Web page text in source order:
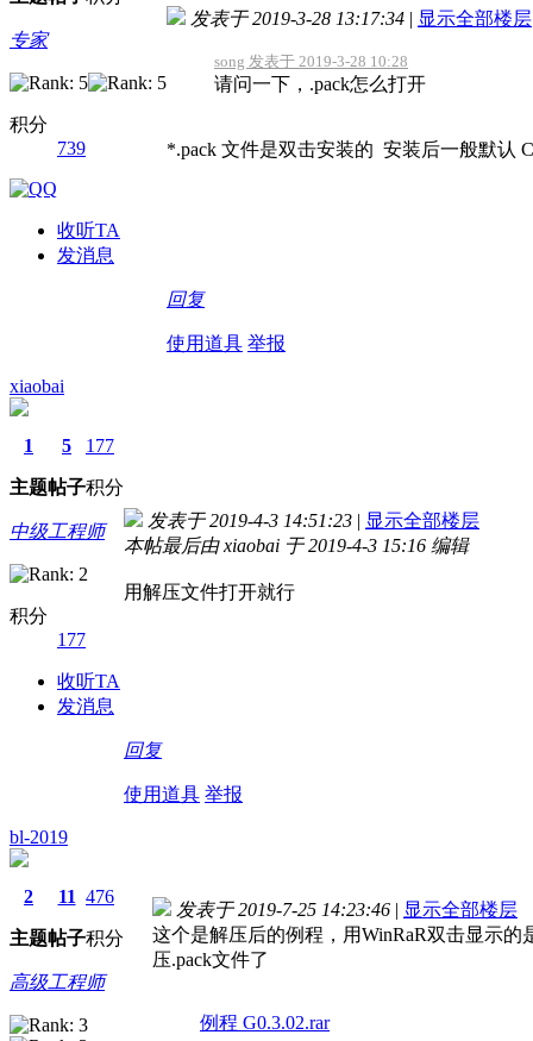
专家
积分
739
收听TA
发消息
发表于 2019-3-28 13:17:34 | 显示全部楼层
song 发表于 2019-3-28 10:28
请问一下，.pack怎么打开
*.pack 文件是双击安装的 安装后一般默认
回复
使用道具 举报
xiaobai
1
主题
5
帖子
177
积分
中级工程师
积分
177
收听TA
发消息
发表于 2019-4-3 14:51:23 | 显示全部楼层
本帖最后由 xiaobai 于 2019-4-3 15:16 编辑
用解压文件打开就行
回复
使用道具 举报
bl-2019
2
主题
11
帖子
476
积分
高级工程师
发表于 2019-7-25 14:23:46 | 显示全部楼层
这个是解压后的例程，用WinRaR双击显示
压.pack文件了
例程 G0.3.02.rar